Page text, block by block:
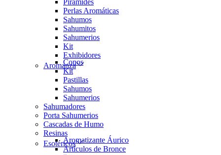
Pirámides
Perlas Aromáticas
Sahumos
Sahumitos
Sahumerios
Kit
Exhibidores
Aromanza
Conos
Kit
Pastillas
Sahumos
Sahumerios
Sahumadores
Porta Sahumerios
Cascadas de Humo
Resinas
EsotéricosAromatizante Áurico
Artículos de Bronce